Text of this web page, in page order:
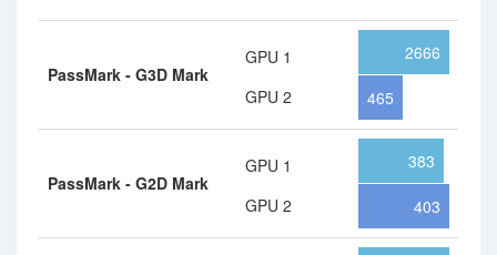
PassMark - G3D Mark
GPU 1
GPU 2
2666
465
PassMark - G2D Mark
GPU 1
GPU 2
383
403